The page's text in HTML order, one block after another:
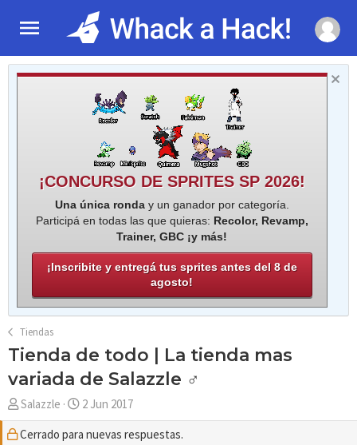
¡CONCURSO DE SPRITES SP 2026!
Una única ronday un ganador por categoría.
Participá en todas las que quieras: Recolor, Revamp,
Trainer, GBC ¡y más!
¡Inscribite y entregá tus sprites antes del 8 de
agosto!
Tiendas
Tienda de todo | La tienda mas
variada de Salazzle ♂
A
u
t
Salazzle
F
e
c
2 Jun 2017
Cerrado para nuevas respuestas.